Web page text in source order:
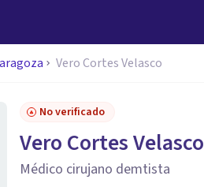
Vero Cortes Velasco
No verificado
Vero Cortes Velasco
Médico cirujano demtista